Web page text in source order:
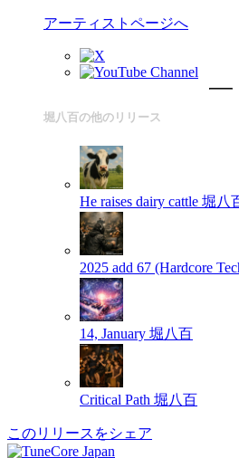
アーティストページへ
堀八百の他のリリース
He raises dairy cattle 堀八
2025 add 67 (Hardcore
14, January 堀八百
Critical Path 堀八百
このリリースをシェア